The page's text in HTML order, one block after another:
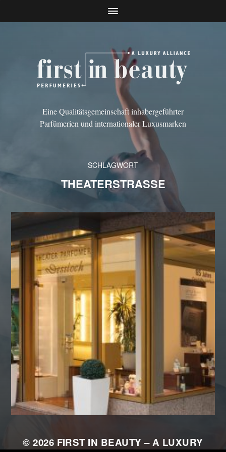
Eine Qualitätsgemeinschaft inhabergeführter
Parfümerien und internationaler Luxusmarken
SCHLAGWORT
THEATERSTRASSE
© 2026 FIRST IN BEAUTY – A LUXURY